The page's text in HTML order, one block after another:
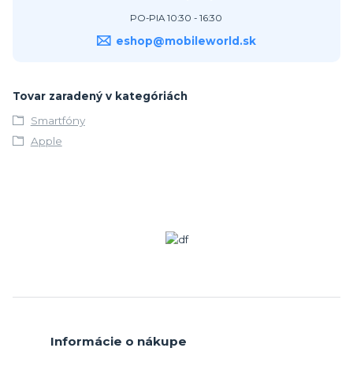
PO-PIA 10:30 - 16:30
eshop@mobileworld.sk
Tovar zaradený v kategóriách
Smartfóny
Apple
Informácie o nákupe